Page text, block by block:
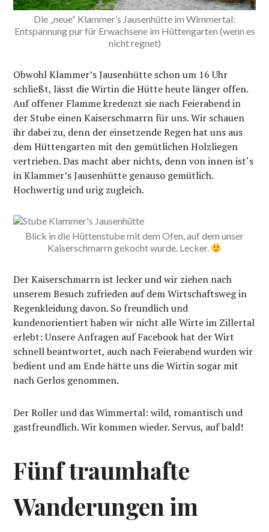
Die „neue“ Klammer’s Jausenhütte im Wimmertal:
Entspannung pur für Erwachsene im Hüttengarten (wenn es
nicht regnet)
Obwohl Klammer’s Jausenhütte schon um 16 Uhr
schließt, lässt die Wirtin die Hütte heute länger offen.
Auf offener Flamme kredenzt sie nach Feierabend in
der Stube einen Kaiserschmarrn für uns. Wir schauen
ihr dabei zu, denn der einsetzende Regen hat uns aus
dem Hüttengarten mit den gemütlichen Holzliegen
vertrieben. Das macht aber nichts, denn von innen ist‘s
in Klammer’s Jausenhütte genauso gemütlich.
Hochwertig und urig zugleich.
Blick in die Hüttenstube mit dem Ofen, auf dem unser
Kaiserschmarrn gekocht wurde. Lecker.
Der Kaiserschmarrn ist lecker und wir ziehen nach
unserem Besuch zufrieden auf dem Wirtschaftsweg in
Regenkleidung davon. So freundlich und
kundenorientiert haben wir nicht alle Wirte im Zillertal
erlebt: Unsere Anfragen auf Facebook hat der Wirt
schnell beantwortet, auch nach Feierabend wurden wir
bedient und am Ende hätte uns die Wirtin sogar mit
nach Gerlos genommen.
Der Roller und das Wimmertal: wild, romantisch und
gastfreundlich. Wir kommen wieder. Servus, auf bald!
Fünf traumhafte
Wanderungen im